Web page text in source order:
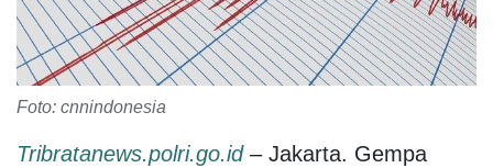
Foto: cnnindonesia
Tribratanews.polri.go.id– Jakarta. Gempa